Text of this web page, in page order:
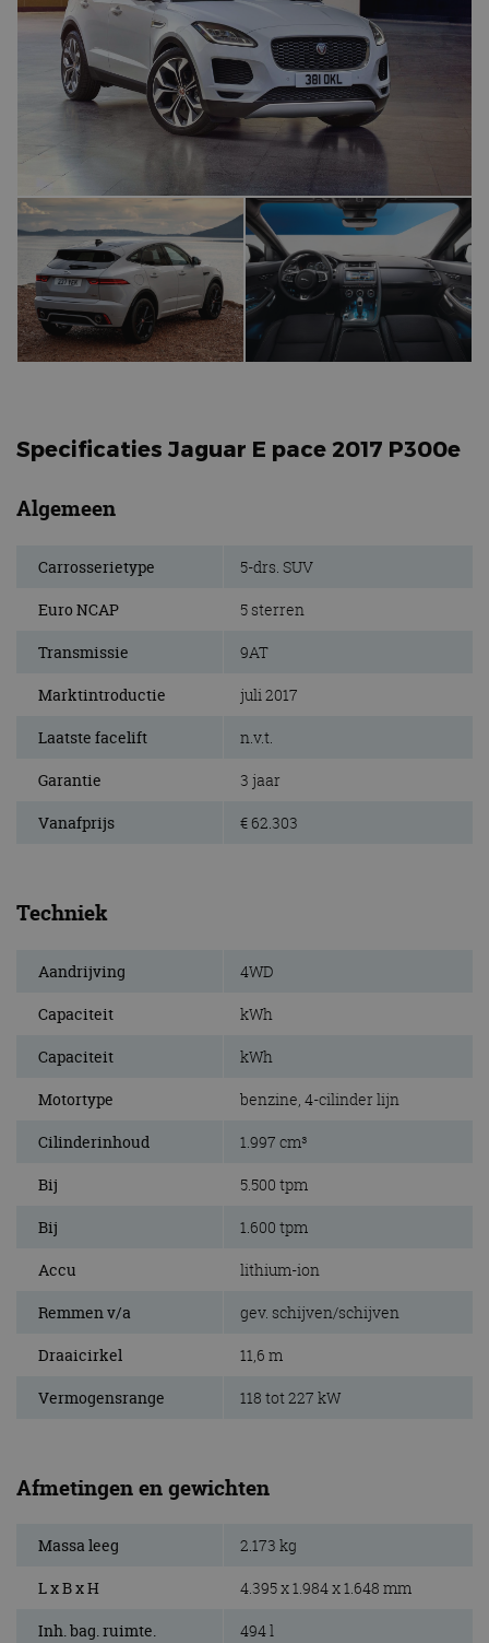
Specificaties Jaguar E pace 2017 P300e
Algemeen
Carrosserietype 5-drs. SUV
Euro NCAP 5 sterren
Transmissie 9AT
Marktintroductie juli 2017
Laatste facelift n.v.t.
Garantie 3 jaar
Vanafprijs € 62.303
Techniek
Aandrijving 4WD
Capaciteit kWh
Capaciteit kWh
Motortype benzine, 4-cilinder lijn
Cilinderinhoud 1.997 cm³
Bij 5.500 tpm
Bij 1.600 tpm
Accu lithium-ion
Remmen v/a gev. schijven/schijven
Draaicirkel 11,6 m
Vermogensrange 118 tot 227 kW
Afmetingen en gewichten
Massa leeg 2.173 kg
L x B x H 4.395 x 1.984 x 1.648 mm
Inh. bag. ruimte. 494 l